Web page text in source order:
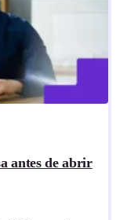
antes de abrir